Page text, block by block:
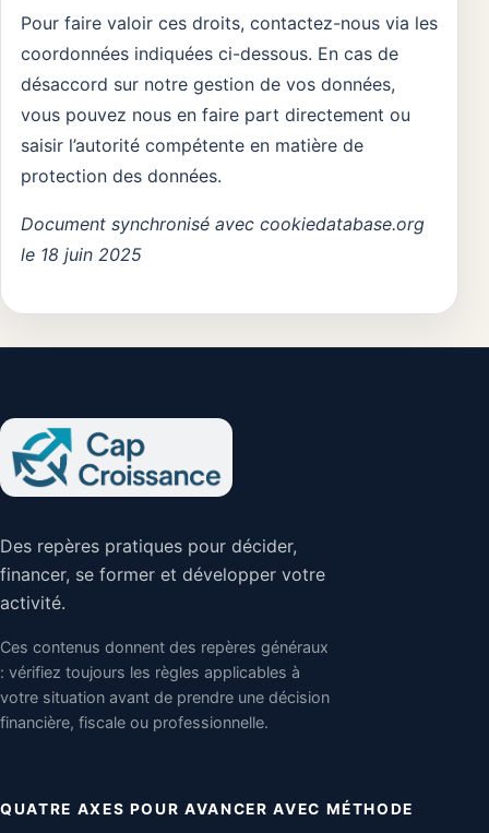
Pour faire valoir ces droits, contactez-nous via les
coordonnées indiquées ci-dessous. En cas de
désaccord sur notre gestion de vos données,
vous pouvez nous en faire part directement ou
saisir l’autorité compétente en matière de
protection des données.
Document synchronisé avec cookiedatabase.org
le 18 juin 2025
Des repères pratiques pour décider,
financer, se former et développer votre
activité.
Ces contenus donnent des repères généraux
: vérifiez toujours les règles applicables à
votre situation avant de prendre une décision
financière, fiscale ou professionnelle.
QUATRE AXES POUR AVANCER AVEC MÉTHODE